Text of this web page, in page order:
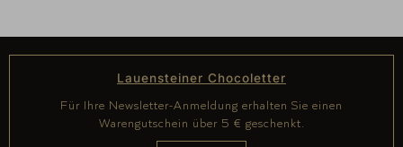
Lauensteiner Chocoletter
Für Ihre Newsletter-Anmeldung erhalten Sie einen
Warengutschein über 5 € geschenkt.